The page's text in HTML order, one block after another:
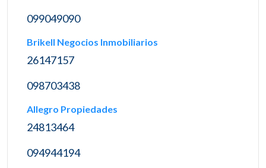
099049090
Brikell Negocios Inmobiliarios
26147157
098703438
Allegro Propiedades
24813464
094944194